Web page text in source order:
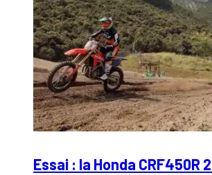
Essai : la Honda CRF450R